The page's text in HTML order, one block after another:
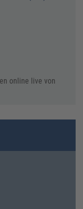
online live von